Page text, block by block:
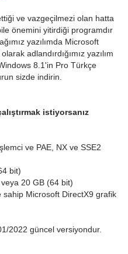
ve vazgeçilmezi olan hatta
önemini yitirdiği programdır
yazılımda Microsoft
adlandırdığımız yazılım
8.1'in Pro Türkçe
sizde indirin.
istiyorsanız
ve PAE, NX ve SSE2
bit)
20 GB (64 bit)
sahip Microsoft DirectX9 grafik
2022 güncel versiyondur.